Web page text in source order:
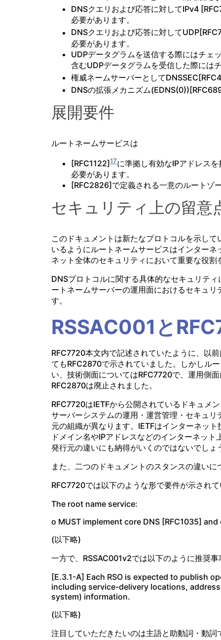
DNSクエリおよび応答に対してIPv4
必要があります。
DNSクエリおよび応答に対して
必要があります。
UDPデータグラムを送信する際にはチェ
含むUDPデータグラムを受信した際には
権威ネームサーバーとして
DNSの拡張メカニズム
展開要件
ルートネームサービスは
[RFC1122]17に準拠し有効なIPアドレス
必要があります。
[RFC2826]で定義される一意のルートゾ
セキュリティ上の留意
このドキュメントは新たなプロトコルを示し
いるようにルートネームサービスはインター
ネット全体のセキュリティにおいて重要な役割
DNSプロトコルに関する具体的なセキュリテ
ートネームサーバーの運用面におけるセキュ
す。
RSSAC001と
RFC7720本文内で記述されていたように、以
てもRFC2870で示されていました。しかしル
い、技術側面についてはRFC7720で、運用側
RFC2870は廃止されました。
RFC7720はIETFから公開されているドキュメ
サーバーシステムの運用・運営管理・セキュ
元の組織が異なります。IETFはインターネッ
ドメイン名やIPアドレスなどのインターネッ
発行元の違いにも納得がいくのではないでしょ
また、二つのドキュメントのスタンスの違い
RFC7720では以下のような形で要件が示され
The root name service:
o MUST implement core DNS [RFC1035]
(以下略)
一方で、RSSAC001v2では以下のように推奨
[E.3.1-A] Each RSO is expected to publish
including service-delivery locations,
system) information.
(以下略)
注目していただきたいのは主語と助動詞・動